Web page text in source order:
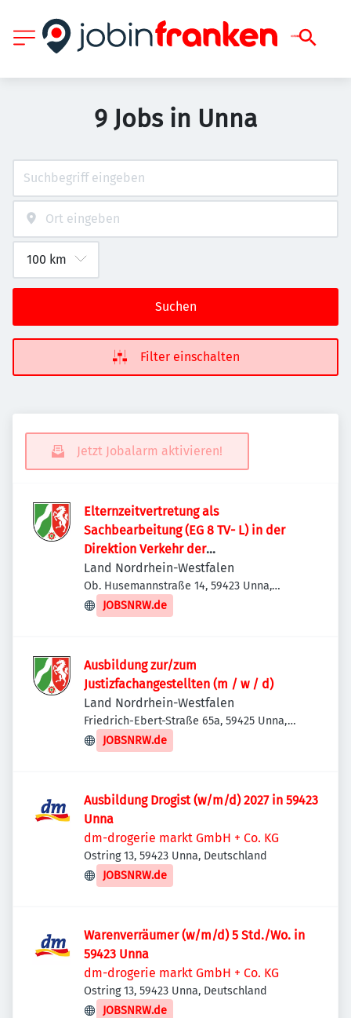
9 Jobs in Unna
Suchen
Filter einschalten
Jetzt Jobalarm aktivieren!
Elternzeitvertretung als
Sachbearbeitung (EG 8 TV- L) in der
Direktion Verkehr der
Kreispolizeibehörde Unna
Land Nordrhein-Westfalen
Ob. Husemannstraße 14, 59423 Unna,
Deutschland
JOBSNRW.de
Ausbildung zur/zum
Justizfachangestellten (m / w / d)
Land Nordrhein-Westfalen
Friedrich-Ebert-Straße 65a, 59425 Unna,
Deutschland
JOBSNRW.de
Ausbildung Drogist (w/m/d) 2027 in 59423
Unna
dm-drogerie markt GmbH + Co. KG
Ostring 13, 59423 Unna, Deutschland
JOBSNRW.de
Warenverräumer (w/m/d) 5 Std./Wo. in
59423 Unna
dm-drogerie markt GmbH + Co. KG
Ostring 13, 59423 Unna, Deutschland
JOBSNRW.de